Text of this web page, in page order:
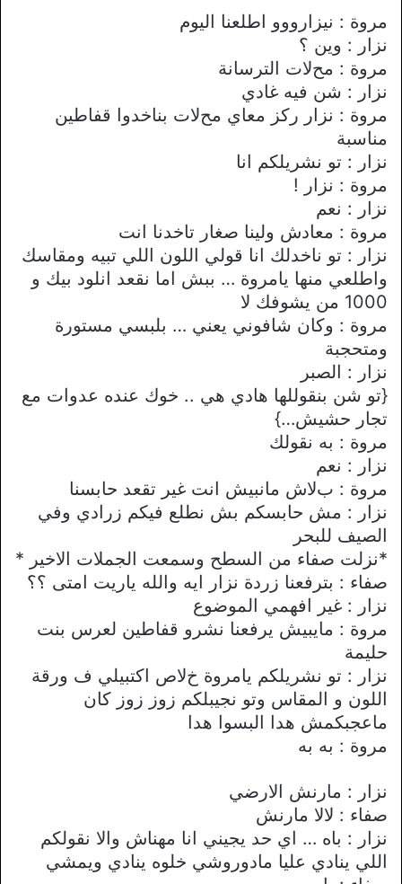
مروة : نيزارووو اطلعنا اليوم
نزار : وين ؟
مروة : محﻻت الترسانة
نزار : شن فيه غادي
مروة : نزار ركز معاي محﻻت بناخدوا قفاطين
مناسبة
نزار : تو نشريلكم انا
مروة : نزار !
نزار : نعم
مروة : معادش ولينا صغار تاخدنا انت
نزار : تو ناخدلك انا قولي اللون اللي تبيه ومقاسك
واطلعي منها يامروة … ببش اما نقعد انلود بيك و
1000 من يشوفك ﻻ
مروة : وكان شافوني يعني … بلبسي مستورة
ومتحجبة
نزار : الصبر
{تو شن بنقوللها هادي هي .. خوك عنده عدوات مع
تجار حشيش…}
مروة : به نقولك
نزار : نعم
مروة : بﻻش مانبيش انت غير تقعد حابسنا
نزار : مش حابسكم بش نطلع فيكم زرادي وفي
الصيف للبحر
*نزلت صفاء من السطح وسمعت الجملات اﻻخير *
صفاء : بترفعنا زردة نزار ايه والله ياريت امتى ؟؟
نزار : غير افهمي الموضوع
مروة : مايبيش يرفعنا نشرو قفاطين لعرس بنت
حليمة
نزار : تو نشريلكم يامروة خﻻص اكتبيلي ف ورقة
اللون و المقاس وتو نجيبلكم زوز زوز كان
ماعجبكمش هدا البسوا هدا
مروة : به به
نزار : مارنش اﻻرضي
صفاء : ﻻﻻ مارنش
نزار : باه … اي حد يجيني انا مهناش واﻻ نقولكم
اللي ينادي عليا مادوروشي خلوه ينادي ويمشي